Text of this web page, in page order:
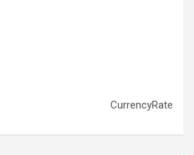
CurrencyRate